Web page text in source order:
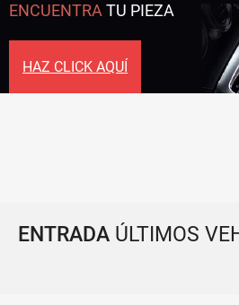
ENCUENTRATU PIEZA
HAZ CLICK AQUÍ
ENTRADA ÚLTIMOS